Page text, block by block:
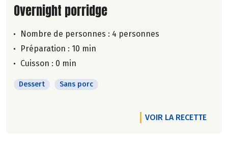
Lire la suite de la recette
Overnight porridge
Nombre de personnes : 4 personnes
Préparation : 10 min
Cuisson : 0 min
Dessert Sans porc
VOIR LA RECETTE